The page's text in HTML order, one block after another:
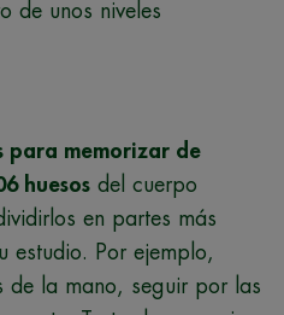
de unos niveles
para memorizar de
huesos del cuerpo
en partes más
estudio. Por ejemplo,
de la mano, seguir por las